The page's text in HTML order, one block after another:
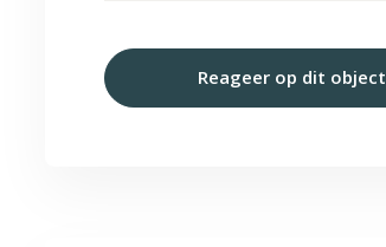
Reageer op dit object